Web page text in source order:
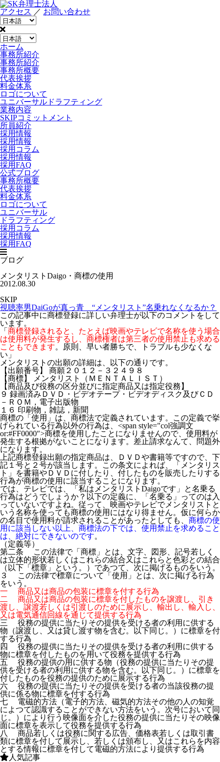
アクセス ／ お問い合わせ
ホーム
事務所紹介
事務所紹介
事務所概要
代表挨拶
料金体系
ロゴについて
ユニバーサルドラフティング
業務内容
SKIPコミットメント
所員紹介
採用情報
採用情報
採用コラム
採用情報
採用FAQ
公式ブログ
事務所概要
代表挨拶
料金体系
ロゴについて
ユニバーサル
ドラフティング
採用コラム
採用情報
採用FAQ
ブログ
メンタリストDaigo・商標の使用
2012.08.30
SKIP
視聴率男DaiGoが真っ青 “メンタリスト”名乗れなくなるか？
この記事中に商標登録に詳しい弁理士が以下のコメントをして
います。
「 商標登録されると、たとえば映画やテレビで名称を使う場合
は使用料が発生するし、商標権者は第三者の使用禁止も求める
こともできます。原則、早い者勝ちで、トラブルも少なくな
い」
メンタリストの出願の詳細は、以下の通りです。
【出願番号】 商願２０１２－３２４９８
【商標】 メンタリスト（ＭＥＮＴＡＬＩＳＴ）
【商品及び役務の区分並びに指定商品又は指定役務】
９ 録画済みＤＶＤ・ビデオテープ・ビデオディスク及びＣＤ
－ＲＯＭ，電子出版物
１６ 印刷物，雑誌，新聞
商標の「使用」は、商標法で定義されています。この定義で挙
げられている行為以外の行為は、<span style="col強調文
or:#FF0000″>商標を使用したことになりませんので、使用料が
発生する根拠がないことになります。差止請求なんて、問題外
になります。
上記商標登録出願の指定商品は、ＤＶＤや書籍等ですので、下
記１号と２号が該当します。この条文によれば、「メンタリス
ト」を書籍やＤＶＤに付したり、付したものを販売したりする
行為が商標の使用に該当することになります。
では、テレビでは、「私はメンタリストDaigoです」と名乗る
行為はどうでしょうか？以下の定義に、「名乗る」ってのは入
っていないですよね。従って、映画やテレビでメンタリストと
いう名称を使っても商標の使用にはなり得ません。仮に何らか
の名目で使用料が請求されることがあったとしても、 商標の使
用に該当しない以上、商標法の下では、使用禁止を求めること
は、絶対にできないのです。
（定義等）
第二条 この法律で「商標」とは、文字、図形、記号若しく
は立体的形状若しくはこれらの結合又はこれらと色彩との結合
（以下「標章」という。）であつて、次に掲げるものをいう。
３ この法律で標章について「使用」とは、次に掲げる行為
をいう。
一 商品又は商品の包装に標章を付する行為
二 商品又は商品の包装に標章を付したものを譲渡し、引き
渡し、譲渡若しくは引渡しのために展示し、輸出し、輸入し、
又は電気通信回線を通じて提供する行為
三 役務の提供に当たりその提供を受ける者の利用に供する
物（譲渡し、又は貸し渡す物を含む。以下同じ。）に標章を付
する行為
四 役務の提供に当たりその提供を受ける者の利用に供する
物に標章を付したものを用いて役務を提供する行為
五 役務の提供の用に供する物（役務の提供に当たりその提
供を受ける者の利用に供する物を含む。以下同じ。）に標章を
付したものを役務の提供のために展示する行為
六 役務の提供に当たりその提供を受ける者の当該役務の提
供に係る物に標章を付する行為
七 電磁的方法（電子的方法、磁気的方法その他の人の知覚
によつて認識することができない方法をいう。次号において同
じ。）により行う映像面を介した役務の提供に当たりその映像
面に標章を表示して役務を提供する行為
八 商品若しくは役務に関する広告、価格表若しくは取引書
類に標章を付して展示し、若しくは頒布し、又はこれらを内容
とする情報に標章を付して電磁的方法により提供する行為
人気記事